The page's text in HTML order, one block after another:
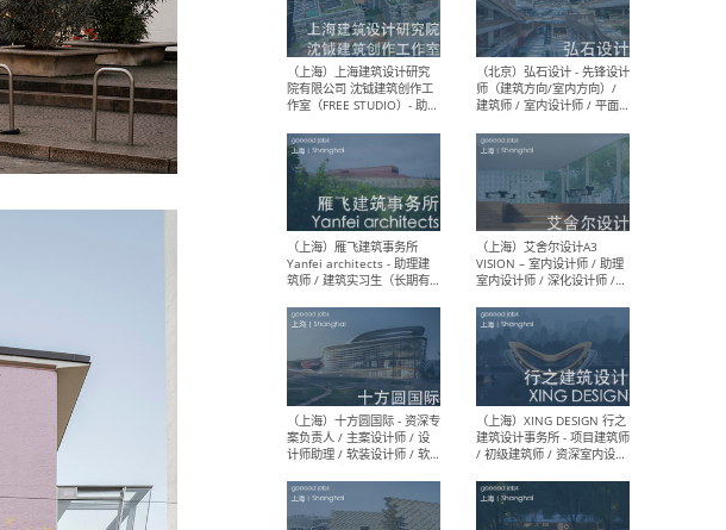
（北京）LOD朗奥建筑 - 资深
室内建筑师 / 产品研发及新
设计师 / 深化设计师 / 实习
（北京）SHUYAN design -
项目负责人Project Manager
/项目建筑师Project
Architect / 助理建筑师
Assistant Architect / 创始
人助理Founder's Assistant
/ 实习生Intern
（深圳）URBANUS 都市实践
- 城市设计师 / 建筑师 / 景观